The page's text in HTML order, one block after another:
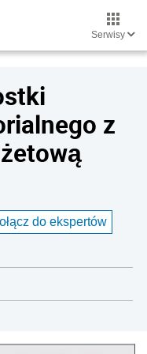
Serwisy
z
do ekspertów